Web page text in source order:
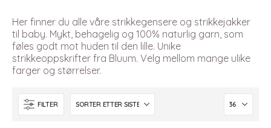
Her finner du alle våre strikkegensere og strikkejakker
til baby. Mykt, behagelig og 100% naturlig garn, som
føles godt mot huden til den lille. Unike
strikkeoppskrifter fra Bluum. Velg mellom mange ulike
farger og størrelser.
FILTER